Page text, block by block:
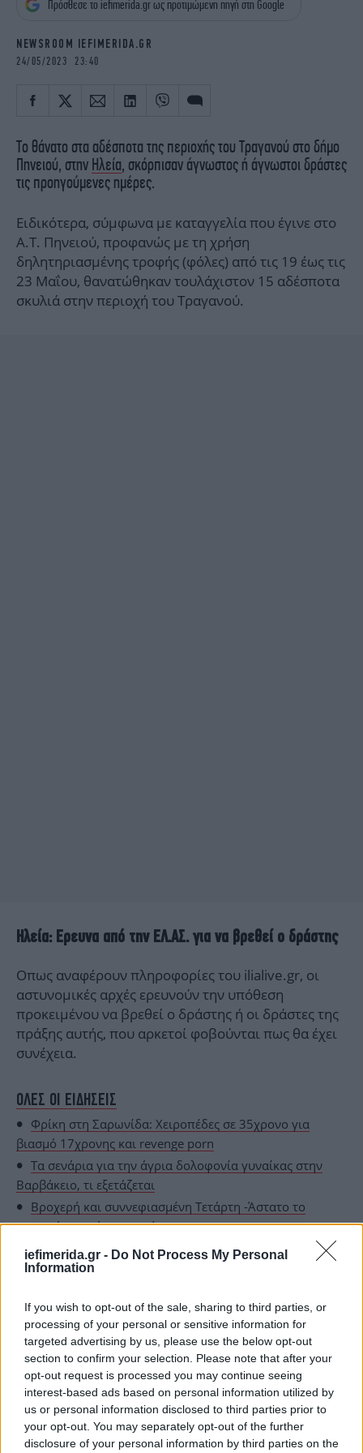
iefimerida.gr - Do Not Process My Personal
Information
If you wish to opt-out of the sale, sharing to third parties, or
processing of your personal or sensitive information for
targeted advertising by us, please use the below opt-out
section to confirm your selection. Please note that after your
opt-out request is processed you may continue seeing
interest-based ads based on personal information utilized by
us or personal information disclosed to third parties prior to
your opt-out. You may separately opt-out of the further
disclosure of your personal information by third parties on the
iBOOKS
ΖΩΔΙΑ
MEDIA
NEWSLETTER
Πρόσθεσε το iefimerida.gr ως προτιμώμενη πηγή στη Google
NEWSROOM IEFIMERIDA.GR
24/05/2023 23:40
Το θάνατο στα αδέσποτα της περιοχής του Τραγανού στο δήμο
Πηνειού, στην Ηλεία, σκόρπισαν άγνωστος ή άγνωστοι δράστες
τις προηγούμενες ημέρες.
Ειδικότερα, σύμφωνα με καταγγελία που έγινε στο
Α.Τ. Πηνειού, προφανώς με τη χρήση
δηλητηριασμένης τροφής (φόλες) από τις 19 έως τις
23 Μαΐου, θανατώθηκαν τουλάχιστον 15 αδέσποτα
σκυλιά στην περιοχή του Τραγανού.
Ηλεία: Ερευνα από την ΕΛ.ΑΣ. για να βρεθεί ο δράστης
Οπως αναφέρουν πληροφορίες του ilialive.gr, οι
αστυνομικές αρχές ερευνούν την υπόθεση
προκειμένου να βρεθεί ο δράστης ή οι δράστες της
πράξης αυτής, που αρκετοί φοβούνται πως θα έχει
συνέχεια.
ΟΛΕΣ ΟΙ ΕΙΔΗΣΕΙΣ
Φρίκη στη Σαρωνίδα: Χειροπέδες σε 35χρονο για
βιασμό 17χρονης και revenge porn
Τα σενάρια για την άγρια δολοφονία γυναίκας στην
Βαρβάκειο, τι εξετάζεται
Βροχερή και συννεφιασμένη Τετάρτη -Άστατο το
σκηνικό το επόμενο τριήμερο